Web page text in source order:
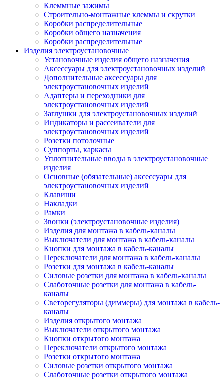
Клеммные зажимы
Строительно-монтажные клеммы и скрутки
Коробки распределительные
Коробки общего назначения
Коробки распределительные
Изделия электроустановочные
Установочные изделия общего назначения
Аксессуары для электроустановочных изделий
Дополнительные аксессуары для
электроустановочных изделий
Адаптеры и переходники для
электроустановочных изделий
Заглушки для электроустановочных изделий
Индикаторы и рассеиватели для
электроустановочных изделий
Розетки потолочные
Суппорты, каркасы
Уплотнительные вводы в электроустановочные
изделия
Основные (обязательные) аксессуары для
электроустановочных изделий
Клавиши
Накладки
Рамки
Звонки (электроустановочные изделия)
Изделия для монтажа в кабель-каналы
Выключатели для монтажа в кабель-каналы
Кнопки для монтажа в кабель-каналы
Переключатели для монтажа в кабель-каналы
Розетки для монтажа в кабель-каналы
Силовые розетки для монтажа в кабель-каналы
Слаботочные розетки для монтажа в кабель-
каналы
Светорегуляторы (диммеры) для монтажа в кабель-
каналы
Изделия открытого монтажа
Выключатели открытого монтажа
Кнопки открытого монтажа
Переключатели открытого монтажа
Розетки открытого монтажа
Силовые розетки открытого монтажа
Слаботочные розетки открытого монтажа